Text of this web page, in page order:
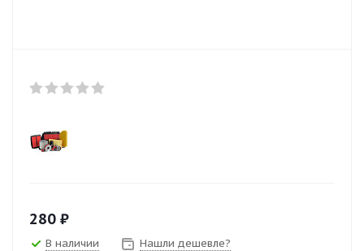
280 ₽
В наличии Нашли дешевле?